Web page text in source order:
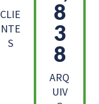
CLIE
NTE
S
4
0
4
ARQ
UIV